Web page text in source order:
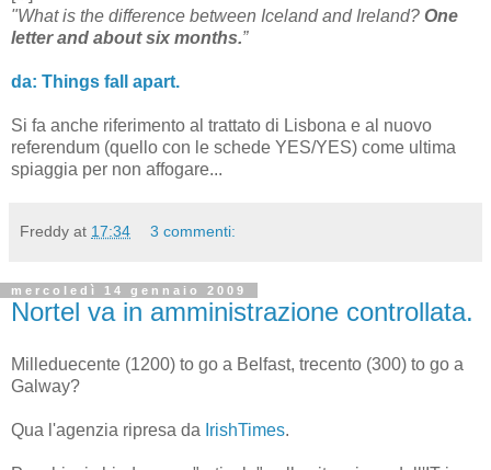
"What is the difference between Iceland and Ireland? One
letter and about six months.”
da: Things fall apart.
Si fa anche riferimento al trattato di Lisbona e al nuovo
referendum (quello con le schede YES/YES) come ultima
spiaggia per non affogare...
Freddy at 17:34 3 commenti:
mercoledì 14 gennaio 2009
Nortel va in amministrazione controllata.
Milleduecente (1200) to go a Belfast, trecento (300) to go a
Galway?
Qua l'agenzia ripresa da IrishTimes.